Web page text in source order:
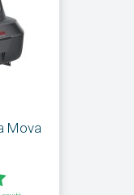
Mova